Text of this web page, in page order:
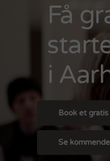
Få
i
Book et
Se